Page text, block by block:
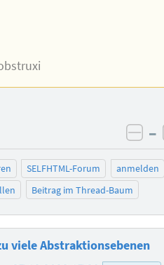
–
SELFHTML-Forum
anmelden
Beitrag im Thread-Baum
viele Abstraktionsebenen